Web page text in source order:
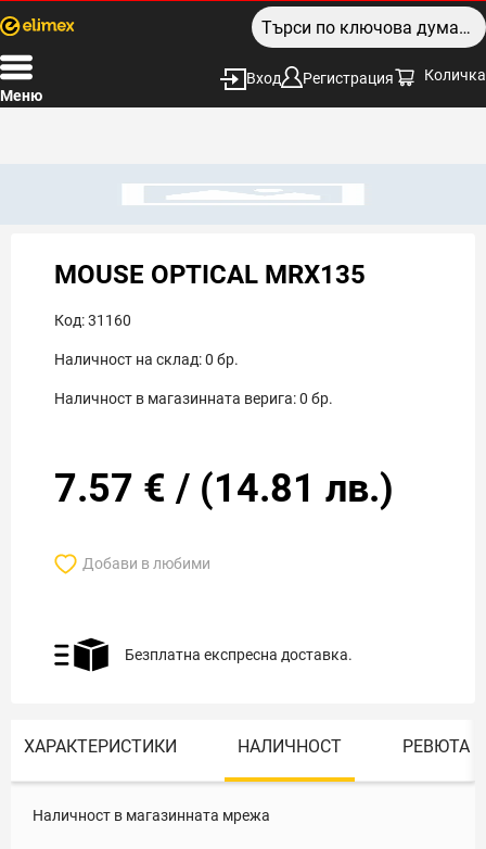
Меню
Вход Регистрация Количка
MOUSE OPTICAL MRX135
Код:31160
Наличност на склад:0 бр.
Наличност в магазинната верига:0 бр.
7.57 € / (14.81 лв.)
Добави в любими
Безплатна експресна доставка.
ХАРАКТЕРИСТИКИ НАЛИЧНОСТ РЕВЮТА
Наличност в магазинната мрежа